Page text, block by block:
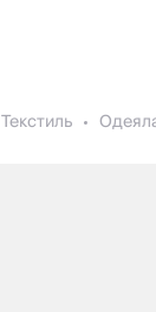
Текстиль